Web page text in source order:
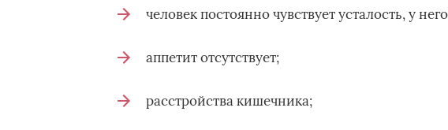
человек постоянно чувствует усталость, у
аппетит отсутствует;
расстройства кишечника;